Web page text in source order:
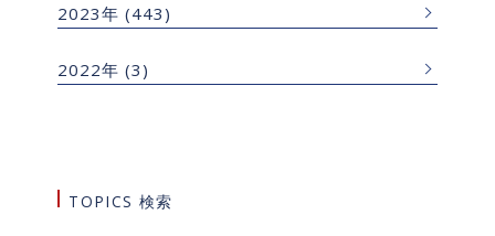
2023年 (443)
2022年 (3)
TOPICS 検索